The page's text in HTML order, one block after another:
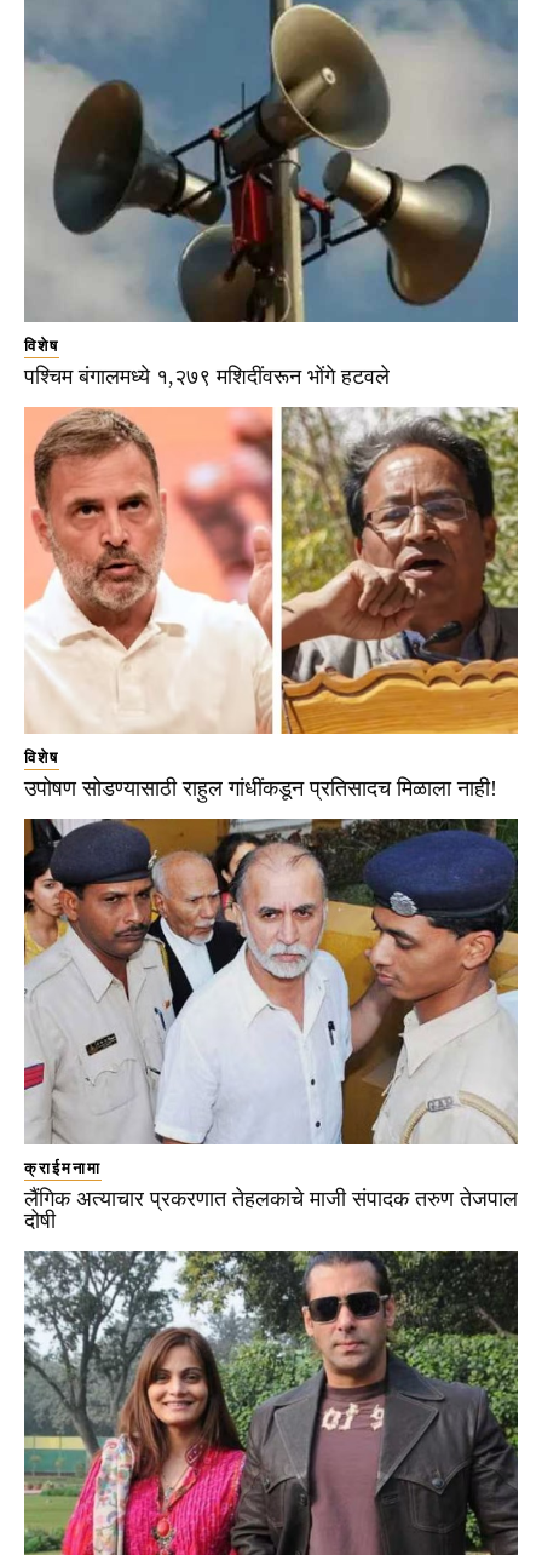
विशेष
पश्चिम बंगालमध्ये १,२७९ मशिदींवरून भोंगे हटवले
विशेष
उपोषण सोडण्यासाठी राहुल गांधींकडून प्रतिसादच मिळाला नाही!
क्राईमनामा
लैंगिक अत्याचार प्रकरणात तेहलकाचे माजी संपादक तरुण तेजपाल
दोषी